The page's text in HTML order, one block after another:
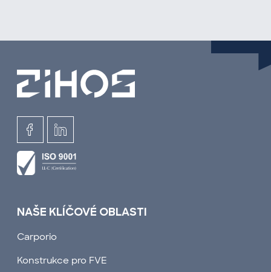
NAŠE KLÍČOVÉ OBLASTI
Carporio
Konstrukce pro FVE